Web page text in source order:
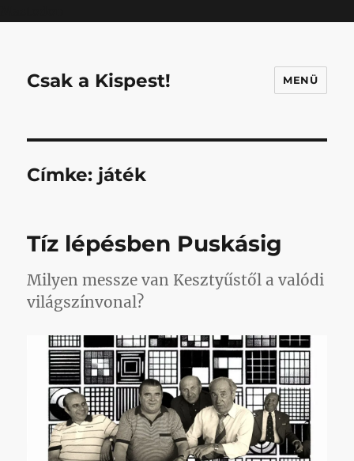
Csak a Kispest! MENÜ
Címke: játék
Tíz lépésben Puskásig
Milyen messze van Kesztyűstől a valódi
világszínvonal?